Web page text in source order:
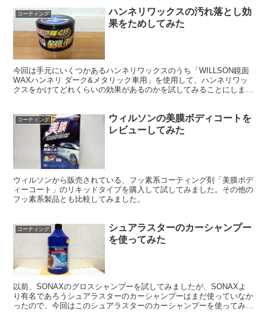
コーティング
ハンネリワックスの汚れ落とし効
果をためしてみた
今回は手元にいくつかあるハンネリワックスのうち「WILLSON鏡面
WAXハンネリ ダーク&メタリック車用」を使用して、ハンネリワッ
クスをかけてどれくらいの効果があるのかを試してみることにしまし
コーティング
ウィルソンの美膜ボディコートを
レビューしてみた
ウィルソンから販売されている、フッ素系コーティング剤「美膜ボデ
ィーコート」のリキッドタイプを購入して試してみました。その他の
フッ素系製品とも比較してみました。
コーティング
シュアラスターのカーシャンプー
を使ってみた
以前、SONAXのグロスシャンプーを試してみましたが、SONAXよ
り有名であろうシュアラスターのカーシャンプーはまだ使っていなか
ったので、今回はこのシュアラスターのカーシャンプーを使ってみる